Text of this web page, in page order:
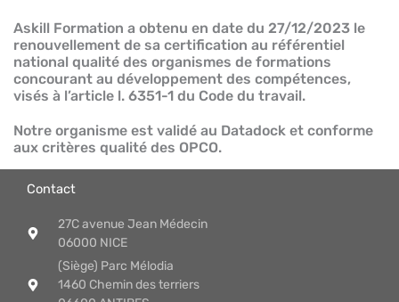
Askill Formation a obtenu en date du 27/12/2023 le
renouvellement de sa certification au référentiel
national qualité des organismes de formations
concourant au développement des compétences,
visés à l’article l. 6351-1 du Code du travail.
Notre organisme est validé au Datadock et conforme
aux critères qualité des OPCO.
Contact
27C avenue Jean Médecin
06000 NICE
(Siège) Parc Mélodia
1460 Chemin des terriers